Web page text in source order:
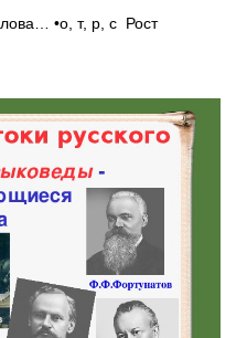
•о, т, р, с Рост